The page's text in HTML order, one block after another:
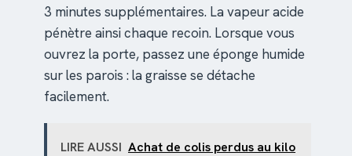
3 minutes supplémentaires. La vapeur acide
pénètre ainsi chaque recoin. Lorsque vous
ouvrez la porte, passez une éponge humide
sur les parois : la graisse se détache
facilement.
LIRE AUSSI Achat de colis perdus au kilo